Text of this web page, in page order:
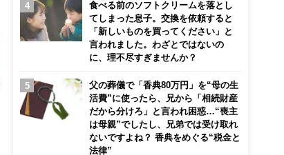
食べる前のソフトクリームを落とし
てしまった息子。交換を依頼すると
「新しいものを買ってください」と
言われました。わざとではないの
に、理不尽すぎませんか？
父の葬儀で「香典80万円」を“母の生
活費”に使ったら、兄から「相続財産
だから分けろ」と言われ困惑…“喪主
は母親”でしたし、兄弟では受け取れ
ないですよね？ 香典をめぐる“税金と
法律”